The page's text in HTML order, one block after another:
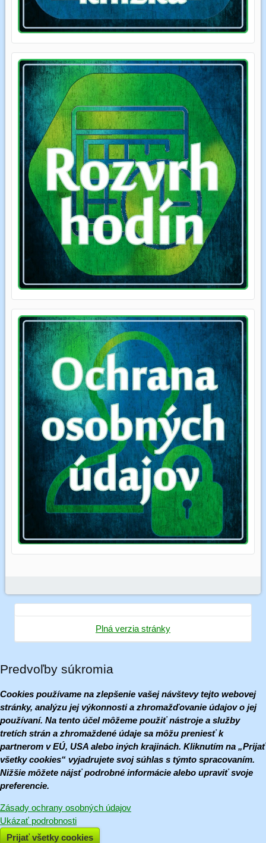
Plná verzia stránky
Predvoľby súkromia
Cookies používame na zlepšenie vašej návštevy tejto webovej
stránky, analýzu jej výkonnosti a zhromažďovanie údajov o jej
používaní. Na tento účel môžeme použiť nástroje a služby
tretích strán a zhromaždené údaje sa môžu preniesť k
partnerom v EÚ, USA alebo iných krajinách. Kliknutím na „Prijať
všetky cookies“ vyjadrujete svoj súhlas s týmto spracovaním.
Nižšie môžete nájsť podrobné informácie alebo upraviť svoje
preferencie.
Zásady ochrany osobných údajov
Ukázať podrobnosti
Prijať všetky cookies